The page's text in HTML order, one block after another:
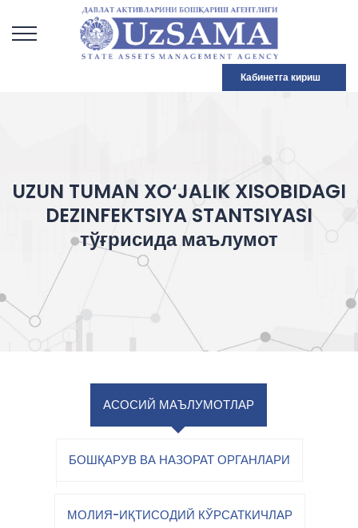
Кабинетга кириш
UZUN TUMAN XO‘JALIK XISOBIDAGI
DEZINFEKTSIYA STANTSIYASI
тўғрисида маълумот
АСОСИЙ МАЪЛУМОТЛАР
БОШҚАРУВ ВА НАЗОРАТ ОРГАНЛАРИ
МОЛИЯ-ИҚТИСОДИЙ КЎРСАТКИЧЛАР